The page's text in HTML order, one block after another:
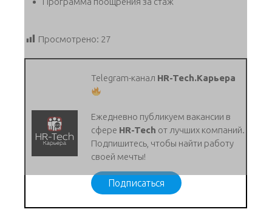
Просмотрено: 27
Telegram-канал HR-Tech.Карьера
Ежедневно публикуем вакансии в
сфере HR-Tech от лучших компаний.
Подпишитесь, чтобы найти работу
своей мечты!
Подписаться